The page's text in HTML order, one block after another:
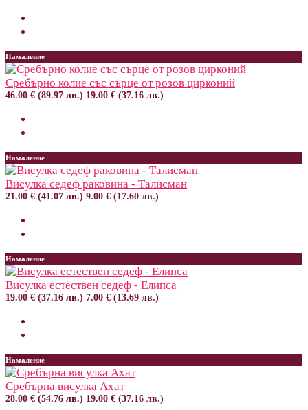
Намаление
Сребърно колие със сърце от розов цирконий
46.00 € (89.97 лв.) 19.00 € (37.16 лв.)
Намаление
Висулка седеф раковина - Талисман
21.00 € (41.07 лв.) 9.00 € (17.60 лв.)
Намаление
Висулка естествен седеф - Елипса
19.00 € (37.16 лв.) 7.00 € (13.69 лв.)
Намаление
Сребърна висулка Ахат
28.00 € (54.76 лв.) 19.00 € (37.16 лв.)